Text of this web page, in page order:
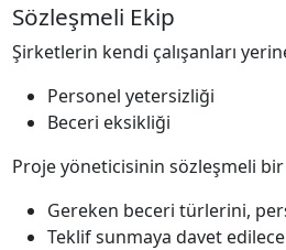
Sözleşmeli Ekip
Şirketlerin kendi çalışanları
Personel yetersizliği
Beceri eksikliği
Proje yöneticisinin sözleşmeli
Gereken beceri türlerini,
Teklif sunmaya davet